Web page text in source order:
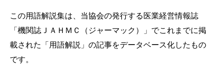
この用語解説集は、当協会の発行する医業経営情報誌
「機関誌ＪＡＨＭＣ（ジャーマック）」でこれまでに掲
載された「用語解説」の記事をデータベース化したもの
です。